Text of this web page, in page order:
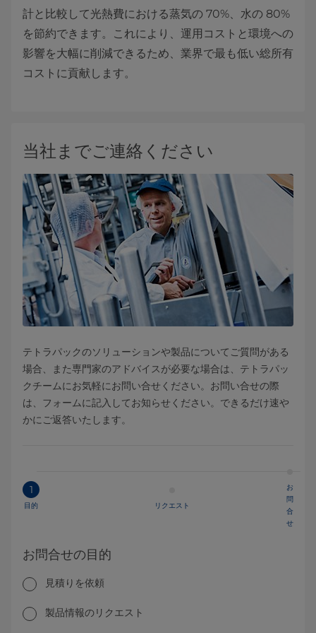
計と比較して光熱費における蒸気の 70%、水の 80%
を節約できます。これにより、運用コストと環境への
影響を大幅に削減できるため、業界で最も低い総所有
コストに貢献します。
当社までご連絡ください
テトラパックのソリューションや製品についてご質問がある
場合、また専門家のアドバイスが必要な場合は、テトラパッ
クチームにお気軽にお問い合せください。お問い合せの際
は、フォームに記入してお知らせください。できるだけ速や
かにご返答いたします。
1
目的 リクエスト
お
問
合
せ
お問合せの目的
見積りを依頼
製品情報のリクエスト